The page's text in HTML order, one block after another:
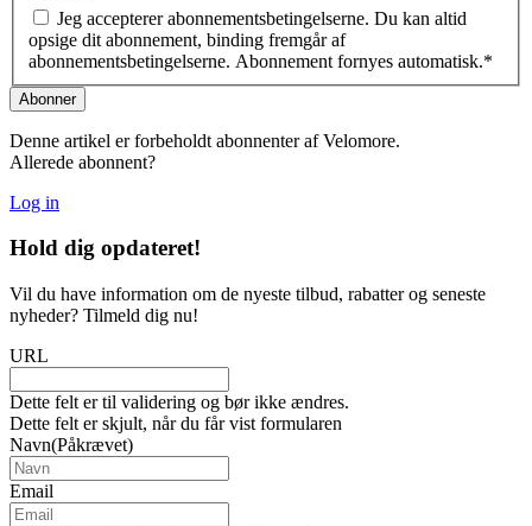
Jeg accepterer abonnementsbetingelserne. Du kan altid
opsige dit abonnement, binding fremgår af
abonnementsbetingelserne. Abonnement fornyes automatisk.*
Denne artikel er forbeholdt abonnenter af Velomore.
Allerede abonnent?
Log in
Hold dig opdateret!
Vil du have information om de nyeste tilbud, rabatter og seneste
nyheder? Tilmeld dig nu!
URL
Dette felt er til validering og bør ikke ændres.
Dette felt er skjult, når du får vist formularen
Navn(Påkrævet)
Email